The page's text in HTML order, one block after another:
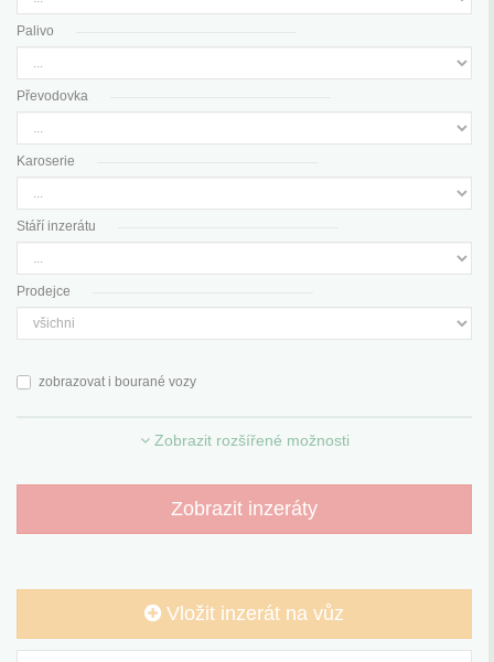
Palivo
Převodovka
Karoserie
Stáří inzerátu
Prodejce
zobrazovat i bourané vozy
Zobrazit rozšířené možnosti
Zobrazit inzeráty
Vložit inzerát na vůz